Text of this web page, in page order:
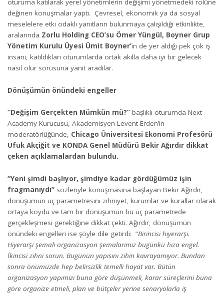
oturuma katılarak yerel yönetimlerin değişimi yönetmedeki rolüne
değinen konuşmalar yaptı. Çevresel, ekonomik ya da sosyal
meselelere etki odaklı yanıtların bulunmaya çalışıldığı etkinlikte,
aralarında Zorlu Holding CEO’su Ömer Yüngül, Boyner Grup
Yönetim Kurulu Üyesi Ümit Boyner’in de yer aldığı pek çok iş
insanı, katıldıkları oturumlarda ortak akılla daha iyi bir gelecek
nasıl olur sorusuna yanıt aradılar.
Dönüşümün önündeki engeller
“Değişim Gerçekten Mümkün mü?” başlıklı oturumda Next
Academy Kurucusu, Akademisyen Levent Erden’in
moderatörlüğünde, Chicago Üniversitesi Ekonomi Profesörü
Ufuk Akçiğit ve KONDA Genel Müdürü Bekir Ağırdır dikkat
çeken açıklamalardan bulundu.
“Yeni şimdi başlıyor, şimdiye kadar gördüğümüz işin
fragmanıydı” sözleriyle konuşmasına başlayan Bekir Ağırdır,
dönüşümün üç parametresini zihniyet, kurumlar ve kurallar olarak
ortaya koydu ve tam bir dönüşümün bu üç parametrede
gerçekleşmesi gerektiğine dikkat çekti. Ağırdır, dönüşümün
önündeki engelleri ise şöyle dile getirdi: “Birincisi hiyerarşi.
Hiyerarşi şemalı organizasyon şemalarımız bugünkü hıza engel.
İkincisi zihni sorun. Bugünün yapısını zihin kavrayamıyor. Bundan
sonra önümüzde hep belirsizlik temelli hayat var. Bütün
organizasyon yapımızı buna göre düşünmeli, karar süreçlerinibuna
göre organize etmeli, plan ve bütçeler yerine senaryolarla iş